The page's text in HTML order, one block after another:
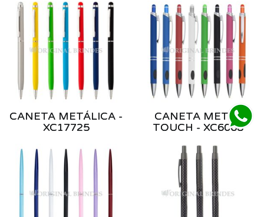
CANETA METÁLICA -
XC17725
CANETA METAL
TOUCH - XC6068